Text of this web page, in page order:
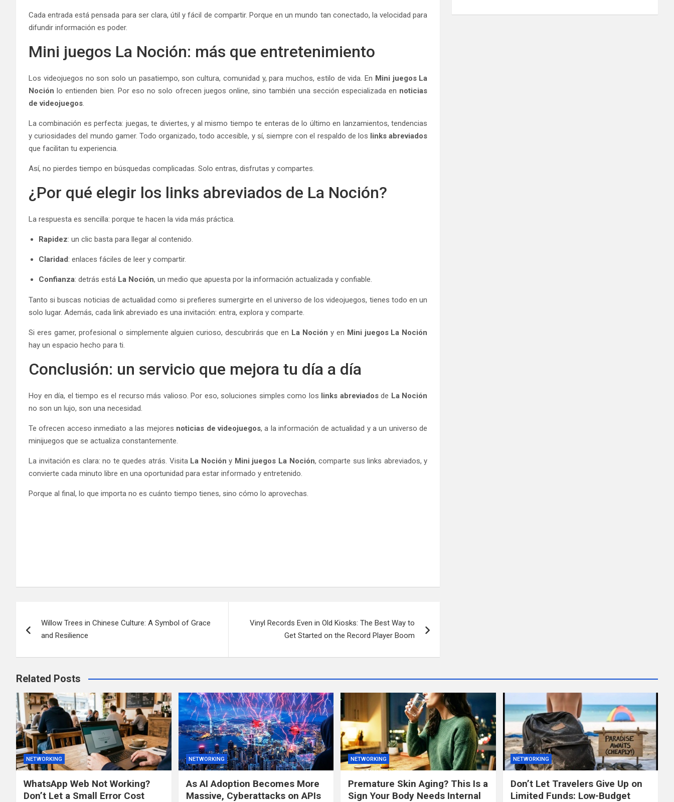
Cada entrada está pensada para ser clara, útil y fácil de compartir. Porque en un mundo tan conectado, la velocidad para
difundir información es poder.
Mini juegos La Noción: más que entretenimiento
Los videojuegos no son solo un pasatiempo, son cultura, comunidad y, para muchos, estilo de vida. En Mini juegos La
Noción lo entienden bien. Por eso no solo ofrecen juegos online, sino también una sección especializada en noticias
de videojuegos.
La combinación es perfecta: juegas, te diviertes, y al mismo tiempo te enteras de lo último en lanzamientos, tendencias
y curiosidades del mundo gamer. Todo organizado, todo accesible, y sí, siempre con el respaldo de los links abreviados
que facilitan tu experiencia.
Así, no pierdes tiempo en búsquedas complicadas. Solo entras, disfrutas y compartes.
¿Por qué elegir los links abreviados de La Noción?
La respuesta es sencilla: porque te hacen la vida más práctica.
Rapidez: un clic basta para llegar al contenido.
Claridad: enlaces fáciles de leer y compartir.
Confianza: detrás está La Noción, un medio que apuesta por la información actualizada y confiable.
Tanto si buscas noticias de actualidad como si prefieres sumergirte en el universo de los videojuegos, tienes todo en un
solo lugar. Además, cada link abreviado es una invitación: entra, explora y comparte.
Si eres gamer, profesional o simplemente alguien curioso, descubrirás que en La Noción y en Mini juegos La Noción
hay un espacio hecho para ti.
Conclusión: un servicio que mejora tu día a día
Hoy en día, el tiempo es el recurso más valioso. Por eso, soluciones simples como los links abreviadosde La Noción
no son un lujo, son una necesidad.
Te ofrecen acceso inmediato a las mejores noticias de videojuegos, a la información de actualidad y a un universo de
minijuegos que se actualiza constantemente.
La invitación es clara: no te quedes atrás. Visita La Noción y Mini juegos La Noción, comparte sus links abreviados, y
convierte cada minuto libre en una oportunidad para estar informado y entretenido.
Porque al final, lo que importa no es cuánto tiempo tienes, sino cómo lo aprovechas.
navigation
Willow Trees in Chinese Culture: A Symbol of Grace
and Resilience
Vinyl Records Even in Old Kiosks: The Best Way to
Get Started on the Record Player Boom
Related Posts
NETWORKING
WhatsApp Web Not Working?
Don’t Let a Small Error Cost
NETWORKING
As AI Adoption Becomes More
Massive, Cyberattacks on APIs
NETWORKING
Premature Skin Aging? This Is a
Sign Your Body Needs Internal
NETWORKING
Don’t Let Travelers Give Up on
Limited Funds: Low-Budget